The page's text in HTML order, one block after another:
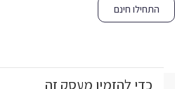
התחילו חינם
כדי להזמין מעסק זה